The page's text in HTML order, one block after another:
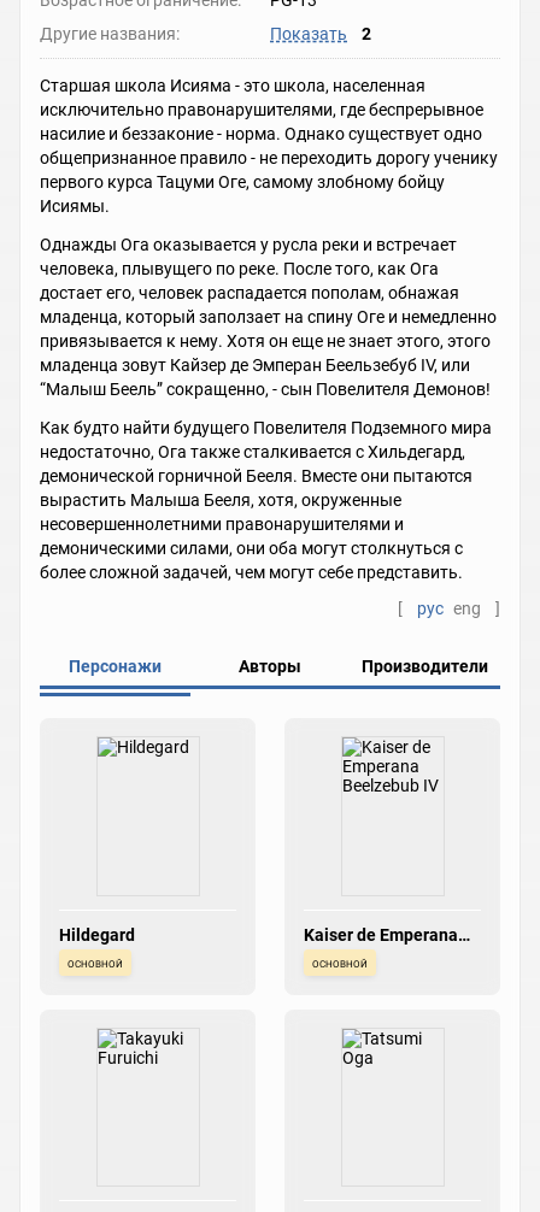
Другие названия:
Показать 2
Старшая школа Исияма - это школа, населенная
исключительно правонарушителями, где беспрерывное
насилие и беззаконие - норма. Однако существует одно
общепризнанное правило - не переходить дорогу ученику
первого курса Тацуми Оге, самому злобному бойцу
Исиямы.
Однажды Ога оказывается у русла реки и встречает
человека, плывущего по реке. После того, как Ога
достает его, человек распадается пополам, обнажая
младенца, который заползает на спину Оге и немедленно
привязывается к нему. Хотя он еще не знает этого, этого
младенца зовут Кайзер де Эмперан Беельзебуб IV, или
“Малыш Беель” сокращенно, - сын Повелителя Демонов!
Как будто найти будущего Повелителя Подземного мира
недостаточно, Ога также сталкивается с Хильдегард,
демонической горничной Бееля. Вместе они пытаются
вырастить Малыша Бееля, хотя, окруженные
несовершеннолетними правонарушителями и
демоническими силами, они оба могут столкнуться с
более сложной задачей, чем могут себе представить.
[
рус eng ]
Персонажи Авторы Производители
Hildegard
основной
Kaiser de Emperana
Beelzebub IV
основной